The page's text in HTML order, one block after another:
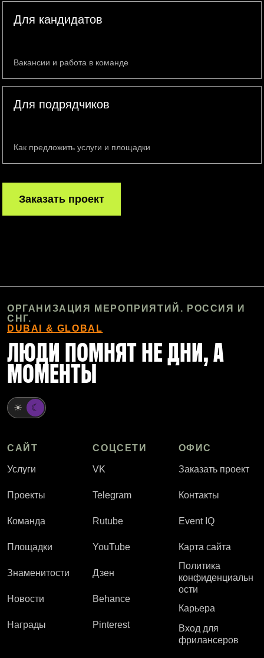
Для кандидатов
Вакансии и работа в команде
Для подрядчиков
Как предложить услуги и площадки
Заказать проект
ОРГАНИЗАЦИЯ МЕРОПРИЯТИЙ. РОССИЯ И
СНГ.
DUBAI & GLOBAL
ЛЮДИ ПОМНЯТ НЕ ДНИ, А
МОМЕНТЫ
☀ ☾
САЙТ
Услуги
Проекты
Команда
Площадки
Знаменитости
Новости
Награды
СОЦСЕТИ
VK
Telegram
Rutube
YouTube
Дзен
Behance
Pinterest
ОФИС
Заказать проект
Контакты
Event IQ
Карта сайта
Политика
конфиденциальн
ости
Карьера
Вход для
фрилансеров